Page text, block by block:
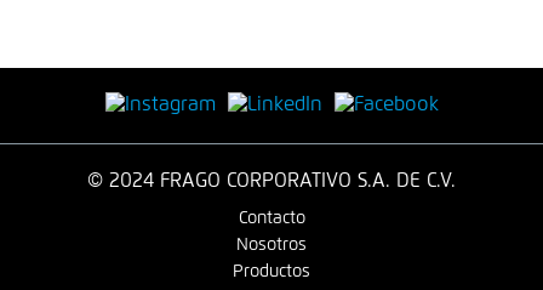
© 2024 FRAGO CORPORATIVO S.A. DE C.V.
Contacto
Nosotros
Productos